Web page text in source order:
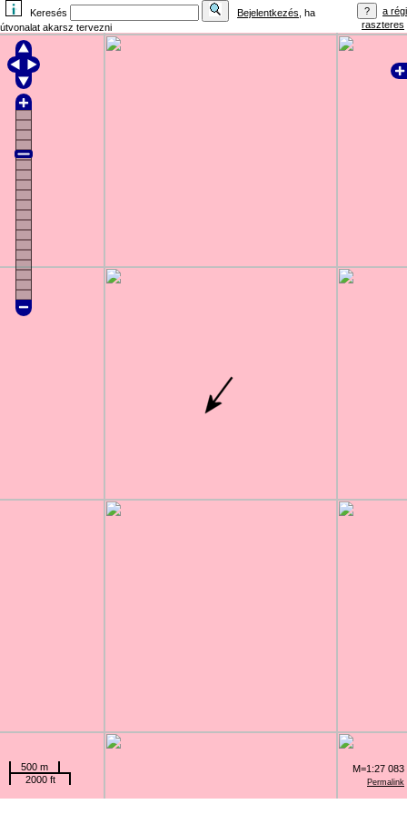
Keresés Bejelentkezés , ha
útvonalat akarsz tervezni
a régi
raszteres
Permalink
500 m
2000 ft
M=1:27 083